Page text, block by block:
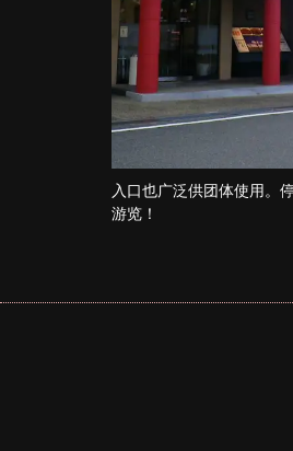
入口也广泛供团体使用。
游览！